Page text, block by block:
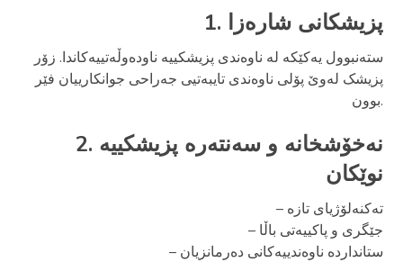
1. پزیشکانی شارەزا
ستەنبوول یەکێکە لە ناوەندی پزیشکییە ناودەوڵەتییەکاندا. زۆر
پزیشک لەوێ پۆلی ناوەندی تایبەتیی جەراحی جوانکارییان فێر
بوون.
2. نەخۆشخانە و سەنتەرە پزیشکییە
نوێکان
– تەکنەلۆژیای تازە
– جێگری و پاکییەتی باڵا
– ستانداردە ناوەندییەکانی دەرمانزیان